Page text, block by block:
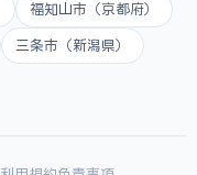
福知山市（京都府）
三条市（新潟県）